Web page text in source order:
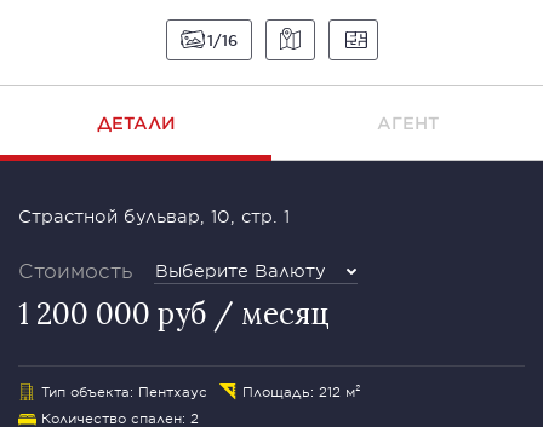
1 16
ДЕТАЛИ АГЕНТ
Страстной бульвар, 10, стр. 1
Стоимость Выберите Валюту
1 200 000 руб / месяц
Тип объекта: Пентхаус
Площадь: 212 м²
Количество спален: 2